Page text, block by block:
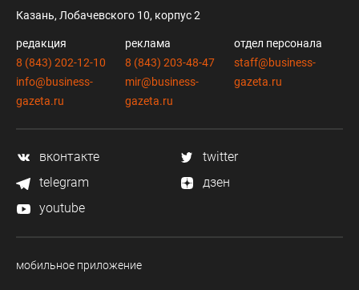
Казань, Лобачевского 10, корпус 2
редакция
8 (843) 202-12-10
info@business-
gazeta.ru
реклама
8 (843) 203-48-47
mir@business-
gazeta.ru
отдел персонала
staff@business-
gazeta.ru
вконтакте
twitter
telegram
дзен
youtube
мобильное приложение